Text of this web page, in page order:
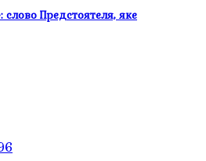
Предстоятеля, яке